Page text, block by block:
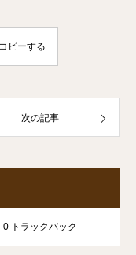
ピーする
次の記事
0 トラックバック